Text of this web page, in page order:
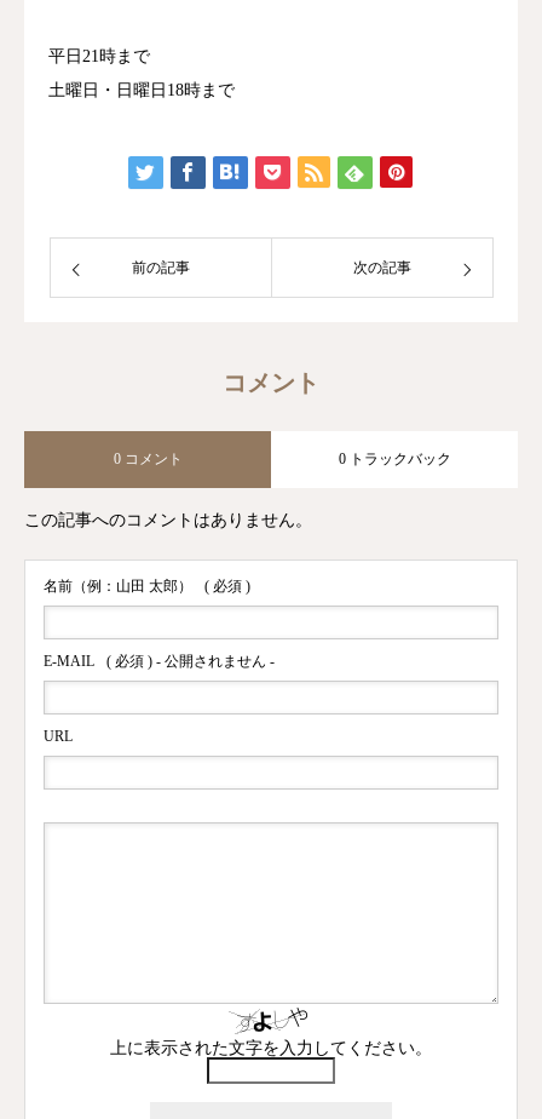
平日21時まで
土曜日・日曜日18時まで
前の記事 次の記事
コメント
0 コメント 0 トラックバック
この記事へのコメントはありません。
名前（例：山田 太郎） ( 必須 )
E-MAIL ( 必須 ) - 公開されません -
URL
上に表示された文字を入力してください。